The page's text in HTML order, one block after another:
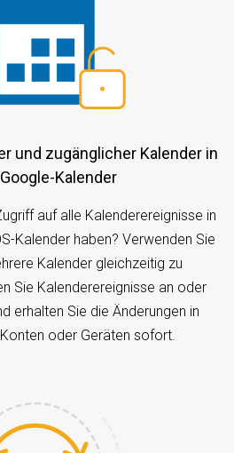
Kalender
auf alle Kalenderereignisse in
Kalender haben? Verwenden Sie
Kalender gleichzeitig zu
Sie Kalenderereignisse an oder
erhalten Sie die Änderungen in
oder Geräten sofort.